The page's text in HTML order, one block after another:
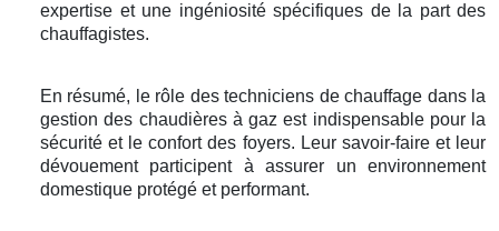
expertise et une ingéniosité spécifiques de la part des
chauffagistes.
En résumé, le rôle des techniciens de chauffage dans la
gestion des chaudières à gaz est indispensable pour la
sécurité et le confort des foyers. Leur savoir-faire et leur
dévouement participent à assurer un environnement
domestique protégé et performant.